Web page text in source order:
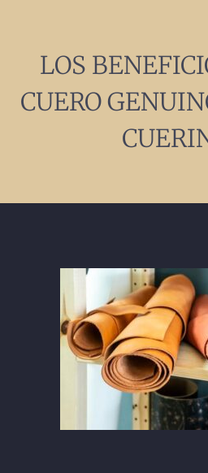
LOS
CUERO